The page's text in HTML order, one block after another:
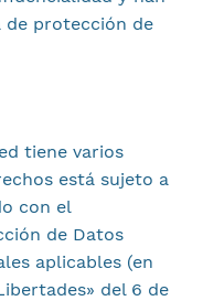
de protección de
tiene varios
está sujeto a
con el
de Datos
aplicables (en
del 6 de